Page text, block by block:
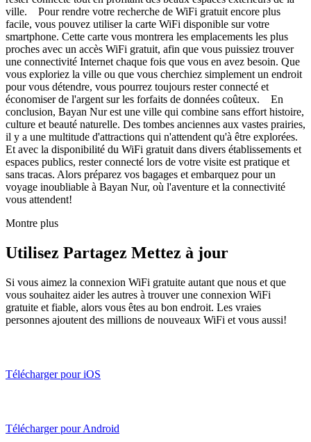
ville. Pour rendre votre recherche de WiFi gratuit encore plus
facile, vous pouvez utiliser la carte WiFi disponible sur votre
smartphone. Cette carte vous montrera les emplacements les plus
proches avec un accès WiFi gratuit, afin que vous puissiez trouver
une connectivité Internet chaque fois que vous en avez besoin. Que
vous exploriez la ville ou que vous cherchiez simplement un endroit
pour vous détendre, vous pourrez toujours rester connecté et
économiser de l'argent sur les forfaits de données coûteux. En
conclusion, Bayan Nur est une ville qui combine sans effort histoire,
culture et beauté naturelle. Des tombes anciennes aux vastes prairies,
il y a une multitude d'attractions qui n'attendent qu'à être explorées.
Et avec la disponibilité du WiFi gratuit dans divers établissements et
espaces publics, rester connecté lors de votre visite est pratique et
sans tracas. Alors préparez vos bagages et embarquez pour un
voyage inoubliable à Bayan Nur, où l'aventure et la connectivité
vous attendent!
Montre plus
Utilisez Partagez Mettez à jour
Si vous aimez la connexion WiFi gratuite autant que nous et que
vous souhaitez aider les autres à trouver une connexion WiFi
gratuite et fiable, alors vous êtes au bon endroit. Les vraies
personnes ajoutent des millions de nouveaux WiFi et vous aussi!
Télécharger pour iOS
Télécharger pour Android